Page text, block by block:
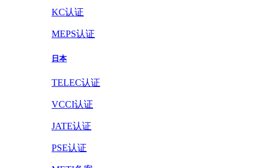
KC认证
MEPS认证
日本
TELEC认证
VCCI认证
JATE认证
PSE认证